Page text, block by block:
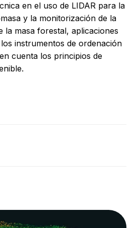
en el uso de LIDAR para la
y la monitorización de la
la masa forestal, aplicaciones
instrumentos de ordenación
cuenta los principios de